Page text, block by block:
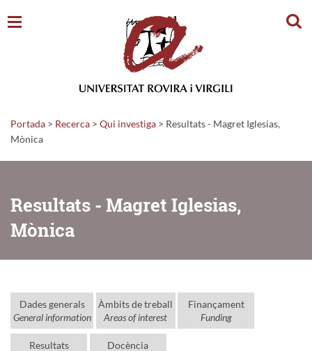
Portada > Recerca > Qui investiga > Resultats - Magret Iglesias,
Mònica
Resultats - Magret Iglesias,
Mònica
Dades generals
General information
Àmbits de treball
Areas of interest
Finançament
Funding
Resultats
Docència